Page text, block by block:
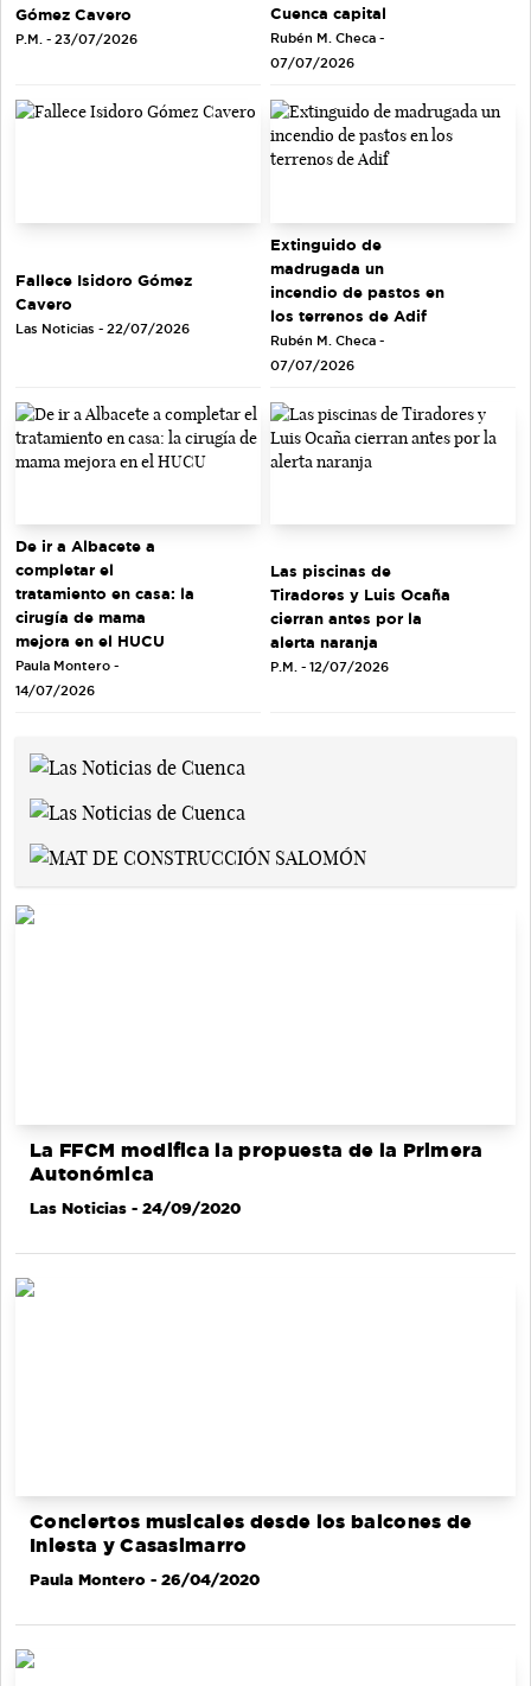
Gómez Cavero
P.M. - 23/07/2026
Cuenca capital
Rubén M. Checa -
07/07/2026
Fallece Isidoro Gómez
Cavero
Las Noticias - 22/07/2026
Extinguido de
madrugada un
incendio de pastos en
los terrenos de Adif
Rubén M. Checa -
07/07/2026
De ir a Albacete a
completar el
tratamiento en casa: la
cirugía de mama
mejora en el HUCU
Paula Montero -
14/07/2026
Las piscinas de
Tiradores y Luis Ocaña
cierran antes por la
alerta naranja
P.M. - 12/07/2026
La FFCM modifica la propuesta de la Primera
Autonómica
Las Noticias - 24/09/2020
Conciertos musicales desde los balcones de
Iniesta y Casasimarro
Paula Montero - 26/04/2020